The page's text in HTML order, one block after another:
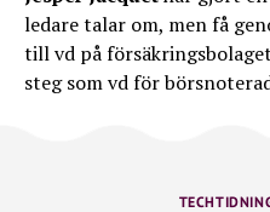
ledare talar om, men få
till vd på
steg som vd för